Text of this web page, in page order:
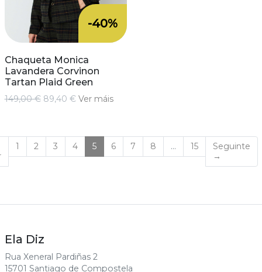
-40%
Chaqueta Monica
Lavandera Corvinon
Tartan Plaid Green
149,00 € 89,40 € Ver máis
1 2 3 4 5(current)
6 7 8 … 15
Seguinte
→
Ela Diz
Rua Xeneral Pardiñas 2
15701 Santiago de Compostela